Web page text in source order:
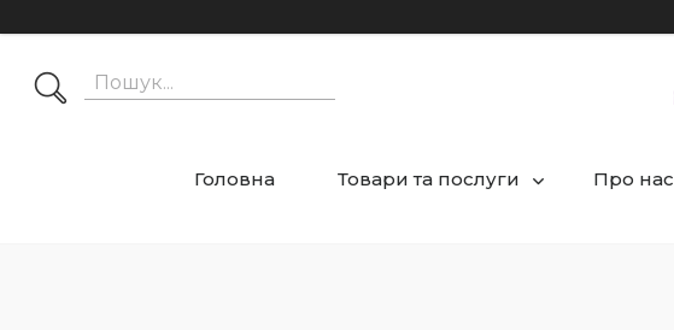
Головна Товари та послуги Про нас